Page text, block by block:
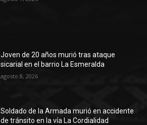
Joven de 20 años murió tras ataque
sicarial en el barrio La Esmeralda
agosto 8, 2026
Soldado de la Armada murió en accidente
de tránsito en la vía La Cordialidad